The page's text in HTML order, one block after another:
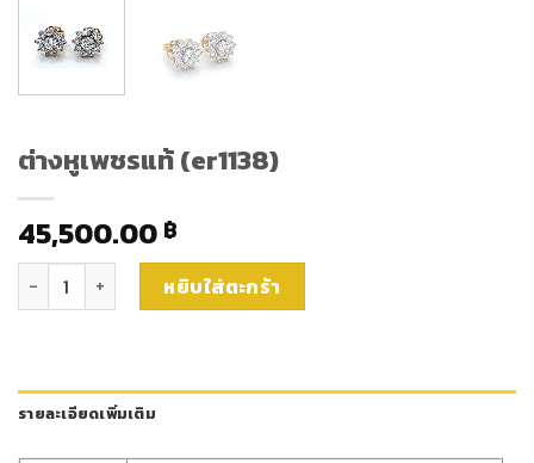
ต่างหูเพชรแท้ (er1138)
45,500.00 ฿
จำนวน ต่างหูเพชรแท้ (er1138) ชิ้น
หยิบใส่ตะกร้า
รายละเอียดเพิ่มเติม